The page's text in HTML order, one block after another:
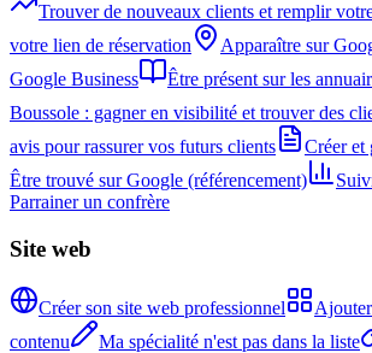
Trouver de nouveaux clients et remplir
votre lien de réservation
Apparaître sur
Google Business
Être présent sur les
Boussole : gagner en visibilité et trouver des
avis pour rassurer vos futurs clients
Créer et
Être trouvé sur Google (référencement)
Parrainer un confrère
Site web
Créer son site web professionnel
contenu
Ma spécialité n'est pas dans la liste